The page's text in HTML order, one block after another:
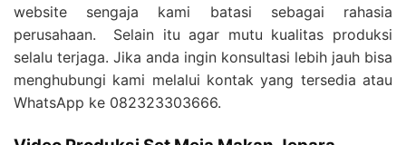
website sengaja kami batasi sebagai rahasia
perusahaan. Selain itu agar mutu kualitas produksi
selalu terjaga. Jika anda ingin konsultasi lebih jauh bisa
menghubungi kami melalui kontak yang tersedia atau
WhatsApp ke 082323303666.